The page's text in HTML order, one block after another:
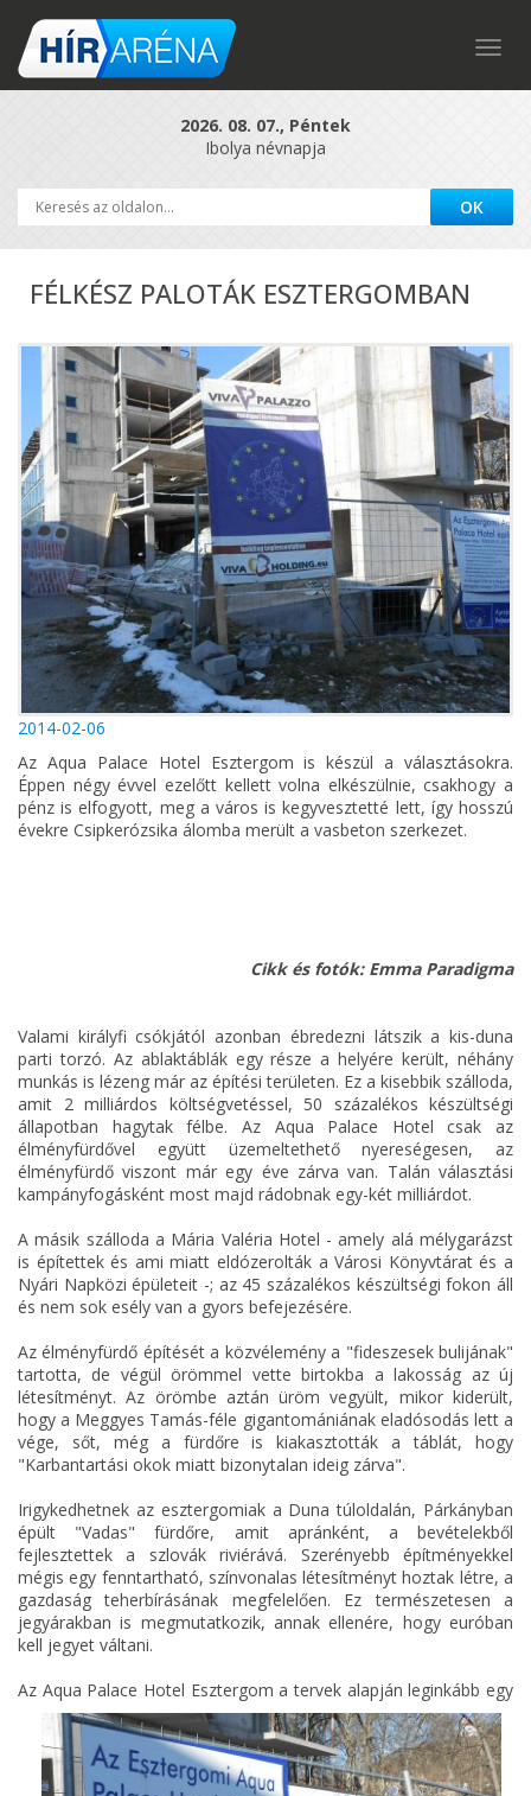
2026. 08. 07., Péntek
Ibolya névnapja
FÉLKÉSZ PALOTÁK ESZTERGOMBAN
2014-02-06
Az Aqua Palace Hotel Esztergom is készül a választásokra.
Éppen négy évvel ezelőtt kellett volna elkészülnie, csakhogy a
pénz is elfogyott, meg a város is kegyvesztetté lett, így hosszú
évekre Csipkerózsika álomba merült a vasbeton szerkezet.
Cikk és fotók: Emma Paradigma
Valami királyfi csókjától azonban ébredezni látszik a kis-duna
parti torzó. Az ablaktáblák egy része a helyére került, néhány
munkás is lézeng már az építési területen. Ez a kisebbik szálloda,
amit 2 milliárdos költségvetéssel, 50 százalékos készültségi
állapotban hagytak félbe. Az Aqua Palace Hotel csak az
élményfürdővel együtt üzemeltethető nyereségesen, az
élményfürdő viszont már egy éve zárva van. Talán választási
kampányfogásként most majd rádobnak egy-két milliárdot.
A másik szálloda a Mária Valéria Hotel - amely alá mélygarázst
is építettek és ami miatt eldózerolták a Városi Könyvtárat és a
Nyári Napközi épületeit -; az 45 százalékos készültségi fokon áll
és nem sok esély van a gyors befejezésére.
Az élményfürdő építését a közvélemény a "fideszesek bulijának"
tartotta, de végül örömmel vette birtokba a lakosság az új
létesítményt. Az örömbe aztán üröm vegyült, mikor kiderült,
hogy a Meggyes Tamás-féle gigantomániának eladósodás lett a
vége, sőt, még a fürdőre is kiakasztották a táblát, hogy
"Karbantartási okok miatt bizonytalan ideig zárva".
Irigykedhetnek az esztergomiak a Duna túloldalán, Párkányban
épült "Vadas" fürdőre, amit apránként, a bevételekből
fejlesztettek a szlovák riviérává. Szerényebb építményekkel
mégis egy fenntartható, színvonalas létesítményt hoztak létre, a
gazdaság teherbírásának megfelelően. Ez természetesen a
jegyárakban is megmutatkozik, annak ellenére, hogy euróban
kell jegyet váltani.
Az Aqua Palace Hotel Esztergom a tervek alapján leginkább egy